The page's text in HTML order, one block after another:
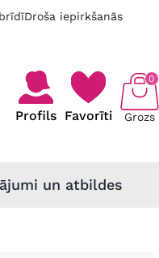
Droša iepirkšanās
Profils Favorīti Grozs
0
un atbildes